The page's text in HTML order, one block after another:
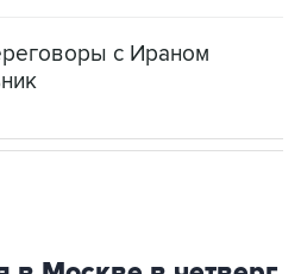
с Ираном